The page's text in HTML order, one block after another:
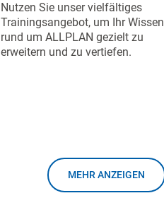
Nutzen Sie unser vielfältiges
Trainingsangebot, um Ihr Wissen
rund um ALLPLAN gezielt zu
erweitern und zu vertiefen.
MEHR ANZEIGEN